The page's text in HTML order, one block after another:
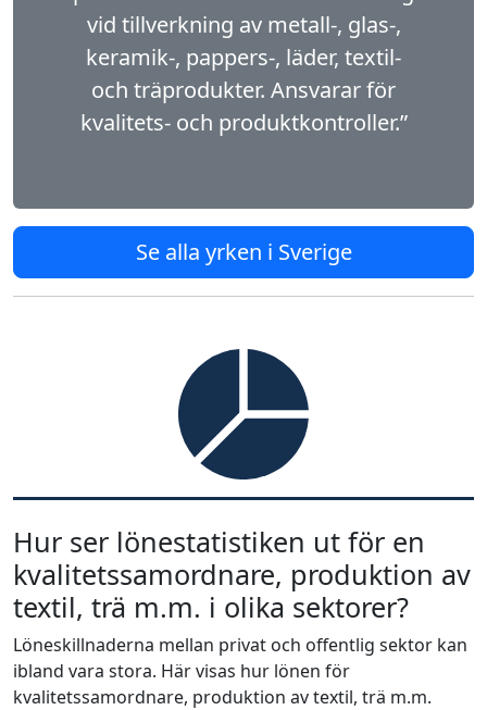
vid tillverkning av metall-, glas-,
keramik-, pappers-, läder, textil-
och träproduk­ter. Ansvarar för
kvalitets- och produktkontroller.”
Se alla yrken i Sverige
Hur ser lönestatistiken ut för en
kvalitetssamordnare, produktion av
textil, trä m.m. i olika sektorer?
Löneskillnaderna mellan privat och offentlig sektor kan
ibland vara stora. Här visas hur lönen för
kvalitetssamordnare, produktion av textil, trä m.m.